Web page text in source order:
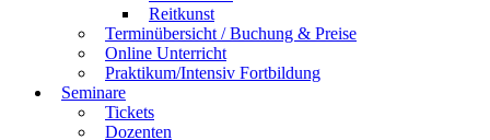
Reitkunst
Terminübersicht / Buchung & Preise
Online Unterricht
Praktikum/Intensiv Fortbildung
Seminare
Tickets
Dozenten